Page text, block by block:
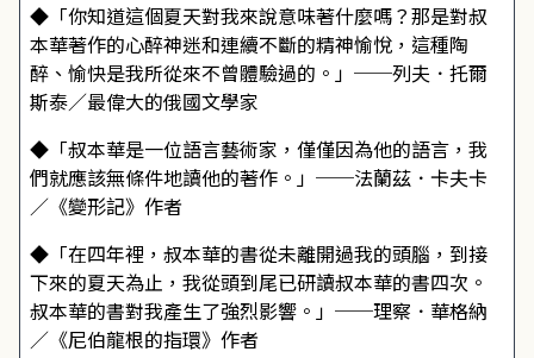
◆「你知道這個夏天對我來說意味著什麼嗎？那是對叔
本華著作的心醉神迷和連續不斷的精神愉悅，這種陶
醉、愉快是我所從來不曾體驗過的。」──列夫．托爾
斯泰／最偉大的俄國文學家
◆「叔本華是一位語言藝術家，僅僅因為他的語言，我
們就應該無條件地讀他的著作。」──法蘭茲．卡夫卡
／《變形記》作者
◆「在四年裡，叔本華的書從未離開過我的頭腦，到接
下來的夏天為止，我從頭到尾已研讀叔本華的書四次。
叔本華的書對我產生了強烈影響。」──理察．華格納
／《尼伯龍根的指環》作者